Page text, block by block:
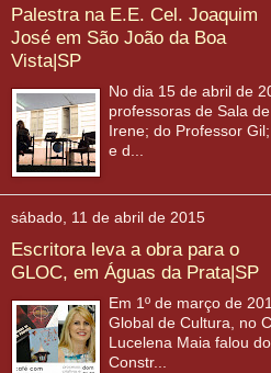
Palestra na E.E. Cel. Joaquim
José em São João da Boa
Vista|SP
No dia 15 de abril de
professoras de Sala
Irene; do Professor
e d...
sábado, 11 de abril de 2015
Escritora leva a obra para o
GLOC, em Águas da Prata|SP
Em 1º de março de
Global de Cultura, no
Lucelena Maia falou
Constr...